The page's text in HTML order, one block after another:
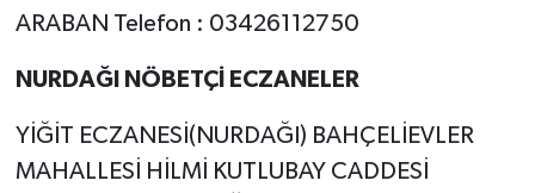
ARABAN Telefon : 03426112750
NURDAĞI NÖBETÇİ ECZANELER
YİĞİT ECZANESİ(NURDAĞI) BAHÇELİEVLER
MAHALLESİ HİLMİ KUTLUBAY CADDESİ